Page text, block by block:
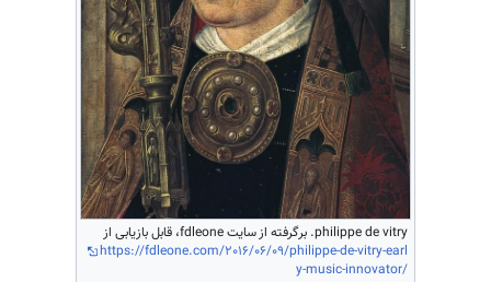
philippe de vitry. برگرفته از سایت fdleone، قابل بازیابی از
https://fdleone.com/2016/06/09/philippe-de-vitry-earl
y-music-innovator/